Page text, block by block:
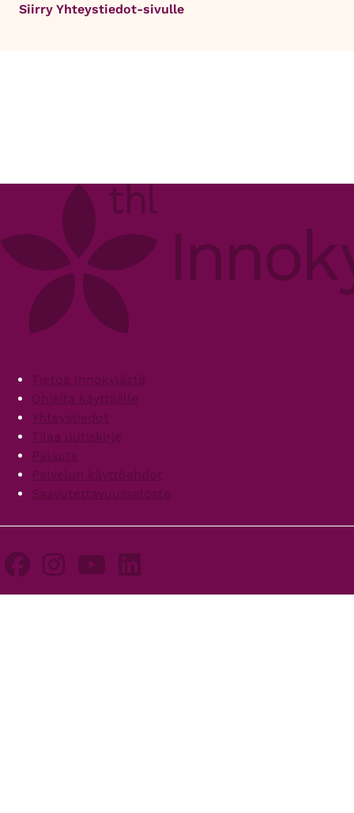
Siirry Yhteystiedot-sivulle
FooterTietoa Innokylästä
Ohjeita käyttäjille
Yhteystiedot
Tilaa uutiskirje
Palaute
Palvelun käyttöehdot
Saavutettavuusseloste